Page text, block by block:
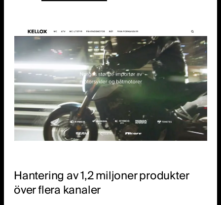
Hantering av 1,2 miljoner produkter
över flera kanaler